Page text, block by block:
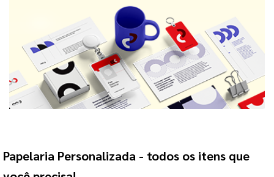
Papelaria Personalizada - todos os itens que